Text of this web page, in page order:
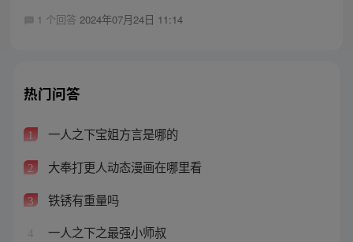
1 个回答 2024年07月24日 11:14
热门问答
1 一人之下宝姐方言是哪的
2 大奉打更人动态漫画在哪里看
3 铁锈有重量吗
4 一人之下之最强小师叔